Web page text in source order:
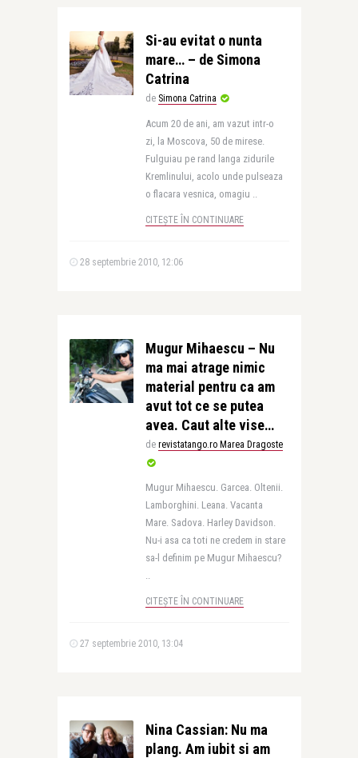
Si-au evitat o nunta
mare… – de Simona
Catrina
de Simona Catrina
Acum 20 de ani, am vazut intr-o
zi, la Moscova, 50 de mirese.
Fulguiau pe rand langa zidurile
Kremlinului, acolo unde pulseaza
o flacara vesnica, omagiu ..
CITEȘTE ÎN CONTINUARE
28 septembrie 2010, 12:06
Mugur Mihaescu – Nu
ma mai atrage nimic
material pentru ca am
avut tot ce se putea
avea. Caut alte vise…
de revistatango.ro Marea Dragoste
Mugur Mihaescu. Garcea. Oltenii.
Lamborghini. Leana. Vacanta
Mare. Sadova. Harley Davidson.
Nu-i asa ca toti ne credem in stare
sa-l definim pe Mugur Mihaescu?
..
CITEȘTE ÎN CONTINUARE
27 septembrie 2010, 13:04
Nina Cassian: Nu ma
plang. Am iubit si am